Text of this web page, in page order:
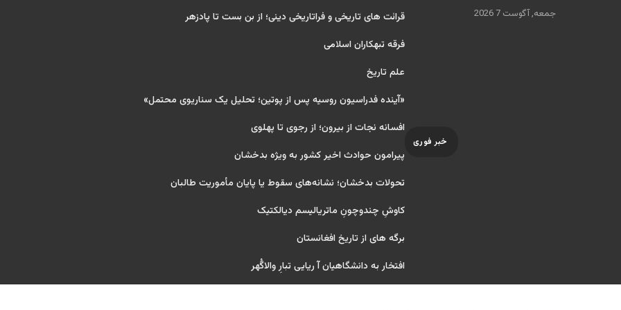
جمعه, آگوست 7 2026
خبر فوری
قرائت های تاریخی و فراتاریخی دینی؛ از بن بست تا پادزهر
فرقه تبهکاران اسلامی
علم تاریخ
«آینده فدراسیون روسیه پس از پوتین؛ تحلیل یک سناریوی محتمل»
افسانه نجات از بیرون؛ از رجوی تا پهلوی
پیرامون حوادث اخیر کشور به ویژه بدخشان
تحولات بدخشان؛ نشانه‌های سقوط یا پایان مأموریت طالبان
کاوشِ چندو‌چونِ ماتریالیسم دیالکتیک
برگه های از تاریخ افغانستان
افتخار به دانشگاهیان آ ریایی تبارِ والاگُهر